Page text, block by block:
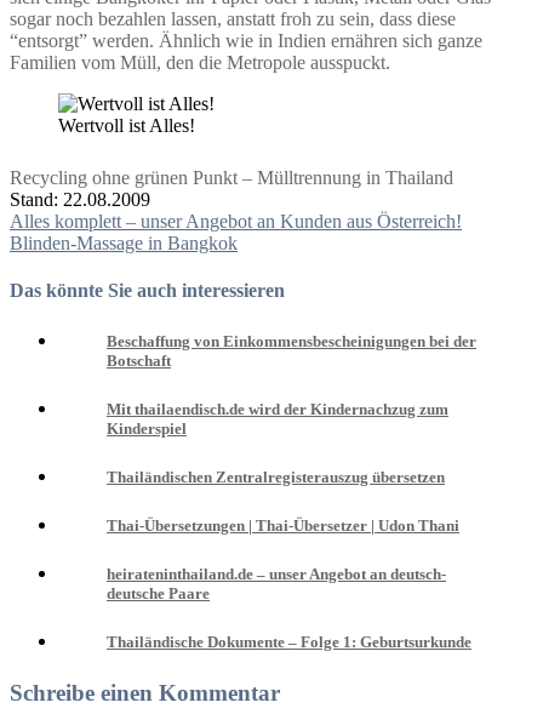
sogar noch bezahlen lassen, anstatt froh zu sein, dass diese
“entsorgt” werden. Ähnlich wie in Indien ernähren sich ganze
Familien vom Müll, den die Metropole ausspuckt.
Wertvoll ist Alles!
Recycling ohne grünen Punkt – Mülltrennung in Thailand
Stand: 22.08.2009
Beitragsnavigation
Alles komplett – unser Angebot an Kunden aus Österreich!
Blinden-Massage in Bangkok
Das könnte Sie auch interessieren
Beschaffung von Einkommensbescheinigungen bei der
Botschaft
Mit thailaendisch.de wird der Kindernachzug zum
Kinderspiel
Thailändischen Zentralregisterauszug übersetzen
Thai-Übersetzungen | Thai-Übersetzer | Udon Thani
heirateninthailand.de – unser Angebot an deutsch-
deutsche Paare
Thailändische Dokumente – Folge 1: Geburtsurkunde
Schreibe einen Kommentar